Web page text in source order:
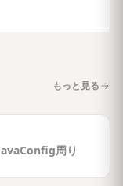
もっと見る
周り